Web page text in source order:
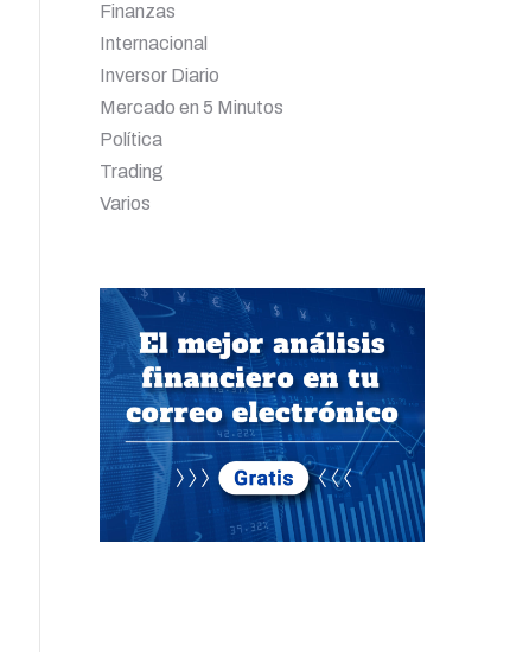
Finanzas
Internacional
Inversor Diario
Mercado en 5 Minutos
Política
Trading
Varios